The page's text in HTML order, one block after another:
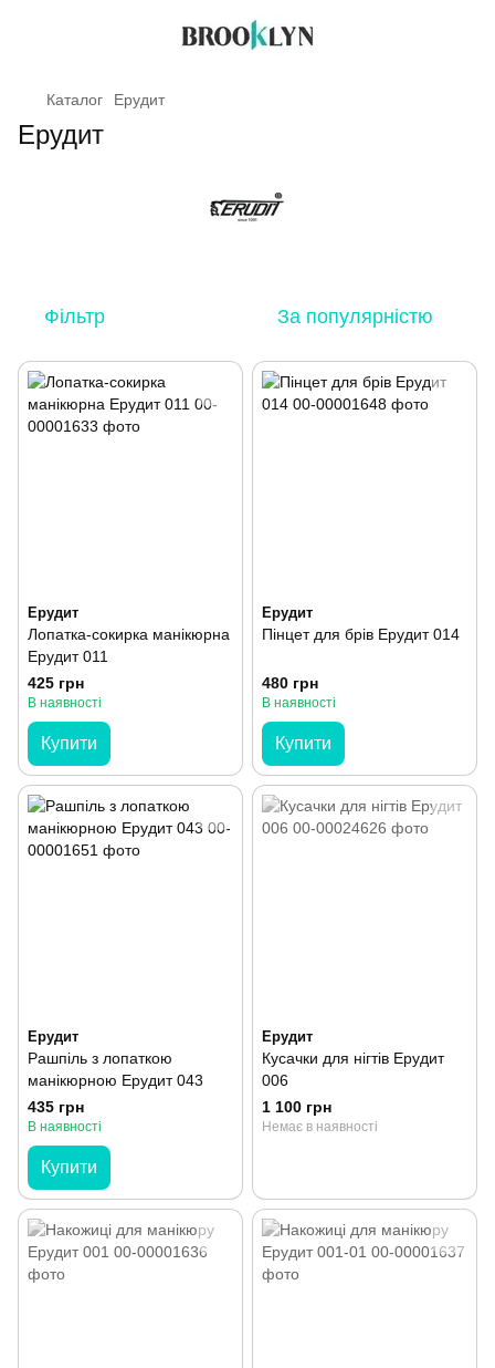
Каталог Ерудит
Ерудит
Фільтр За популярністю
Ерудит
Лопатка-сокирка манікюрна
Ерудит 011
425 грн
В наявності
Купити
Ерудит
Пінцет для брів Ерудит 014
480 грн
В наявності
Купити
Ерудит
Рашпіль з лопаткою
манікюрною Ерудит 043
435 грн
В наявності
Купити
Ерудит
Кусачки для нігтів Ерудит
006
1 100 грн
Немає в наявності